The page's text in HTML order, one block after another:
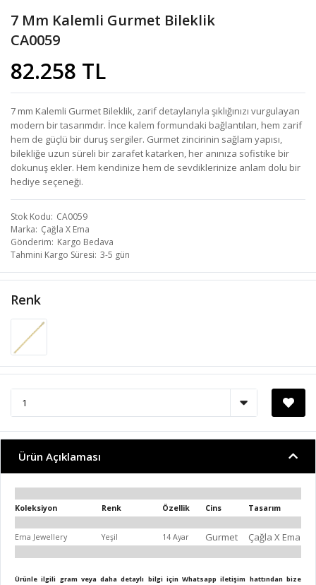
7 Mm Kalemli Gurmet Bileklik
CA0059
82.258 TL
7 mm Kalemli Gurmet Bileklik, zarif detaylarıyla şıklığınızı vurgulayan
modern bir tasarımdır. İnce kalem formundaki bağlantıları, hem zarif
hem de güçlü bir duruş sergiler. Gurmet zincirinin sağlam yapısı,
bilekliğe uzun süreli bir zarafet katarken, her anınıza sofistike bir
dokunuş ekler. Hem kendinize hem de sevdiklerinize anlam dolu bir
hediye seçeneği.
Stok Kodu CA0059
Marka Çağla X Ema
Gönderim Kargo Bedava
Tahmini Kargo Süresi 3-5 gün
Renk
Ürün Açıklaması
Koleksiyon Renk Özellik Cins Tasarım
Ema Jewellery Yeşil 14 Ayar Gurmet Çağla X Ema
Ürünle ilgili gram veya daha detaylı bilgi için Whatsapp iletişim hattından bize